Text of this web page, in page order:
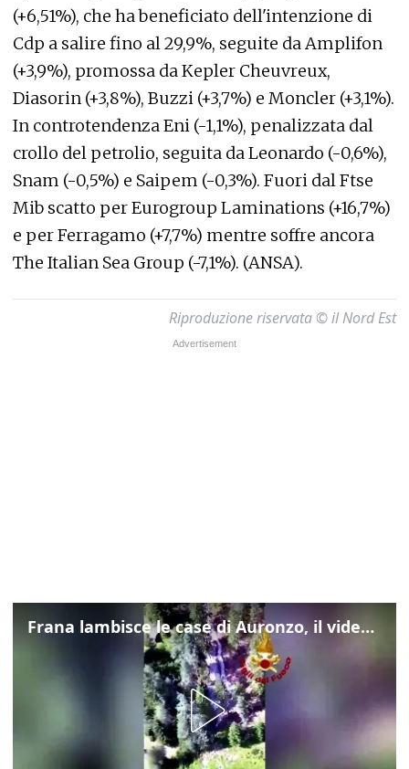
(+6,51%), che ha beneficiato dell'intenzione di
Cdp a salire fino al 29,9%, seguite da Amplifon
(+3,9%), promossa da Kepler Cheuvreux,
Diasorin (+3,8%), Buzzi (+3,7%) e Moncler (+3,1%).
In controtendenza Eni (-1,1%), penalizzata dal
crollo del petrolio, seguita da Leonardo (-0,6%),
Snam (-0,5%) e Saipem (-0,3%). Fuori dal Ftse
Mib scatto per Eurogroup Laminations (+16,7%)
e per Ferragamo (+7,7%) mentre soffre ancora
The Italian Sea Group (-7,1%). (ANSA).
Riproduzione riservata © il Nord Est
Frana lambisce le case di Auronzo, il video dall'elicottero dei vigili del fuoco